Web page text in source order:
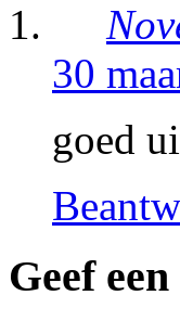
30
goed
Geef